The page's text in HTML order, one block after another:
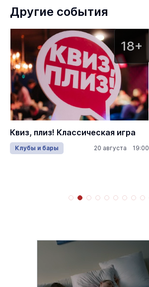
Другие события
18+
Квиз, плиз! Классическая игра
Клубы и бары 20 августа 19:00